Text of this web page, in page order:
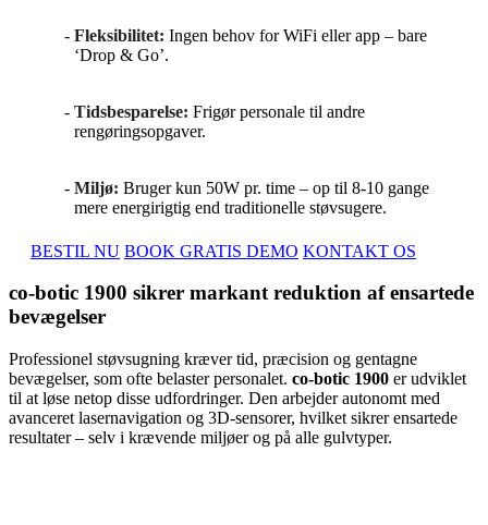
Fleksibilitet: Ingen behov for WiFi eller app – bare
‘Drop & Go’.
Tidsbesparelse: Frigør personale til andre
rengøringsopgaver.
Miljø: Bruger kun 50W pr. time – op til 8-10 gange
mere energirigtig end traditionelle støvsugere.
BESTIL NU BOOK GRATIS DEMO KONTAKT OS
co-botic 1900 sikrer markant reduktion af ensartede
bevægelser
Professionel støvsugning kræver tid, præcision og gentagne
bevægelser, som ofte belaster personalet. co-botic 1900 er udviklet
til at løse netop disse udfordringer. Den arbejder autonomt med
avanceret lasernavigation og 3D-sensorer, hvilket sikrer ensartede
resultater – selv i krævende miljøer og på alle gulvtyper.